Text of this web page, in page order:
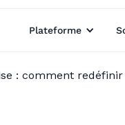
Plateforme
: comment